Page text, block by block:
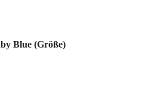
Blue (Größe)